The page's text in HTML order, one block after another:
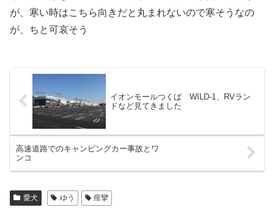
が、寒い時はこちら向きだと丸まれないので寒そうなの
が、ちと可哀そう
イオンモールつくば WILD-1、RVラン
ドなど見てきました
高速道路でのキャンピングカー事故とワ
ンコ
愛犬 ゆう 痙攣